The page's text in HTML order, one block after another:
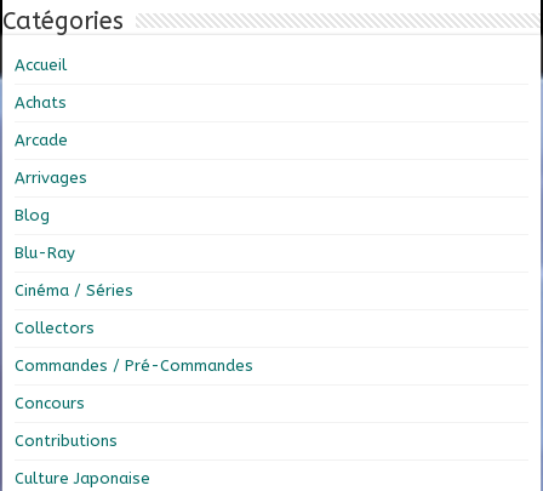
Catégories
Accueil
Achats
Arcade
Arrivages
Blog
Blu-Ray
Cinéma / Séries
Collectors
Commandes / Pré-Commandes
Concours
Contributions
Culture Japonaise